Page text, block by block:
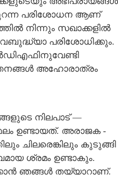
തുറന്ന പരിശോധന ആണ്
നിന്നും സഖാക്കളിൽ
പരിശോധിക്കും.
അഹോരാത്രം
നിലപാട് —
ഉണ്ടായത്. അരാജക -
ചിലരെങ്കിലും കുടുങ്ങി
ശ്രമം ഉണ്ടാകും.
ഞങ്ങൾ തയ്യാറാണ്.